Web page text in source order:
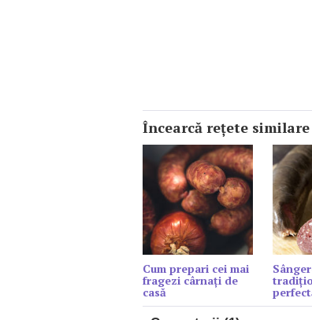
Încearcă reţete similare
Cum prepari cei mai
fragezi cârnați de
casă